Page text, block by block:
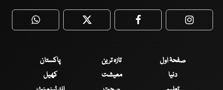
WhatsApp Twitter Facebook
صفحۂ اول تازہ ترین
پاکستان
دنیا
معیشت
کھیل